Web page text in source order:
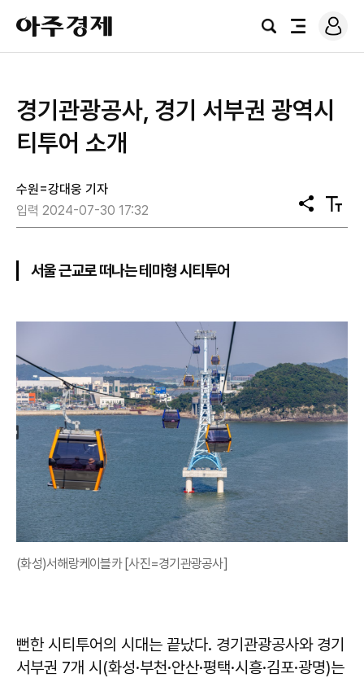
아
주
경
검
전
로
그
경기관광공사, 경기 서부권 광역시
티투어 소개
수원=강대웅 기자
입력 2024-07-30 17:32
공
유
텍
스
서울 근교로 떠나는 테마형 시티투어
(화성)서해랑케이블카 [사진=경기관광공사]
뻔한 시티투어의 시대는 끝났다. 경기관광공사와 경기
서부권 7개 시(화성·부천·안산·평택·시흥·김포·광명)는